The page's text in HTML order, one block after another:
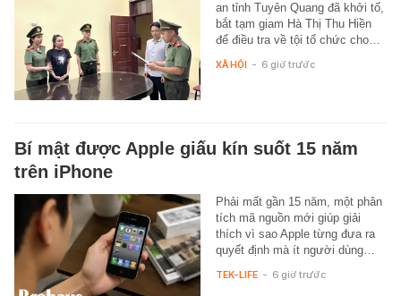
an tỉnh Tuyên Quang đã khởi tố,
bắt tạm giam Hà Thị Thu Hiền
để điều tra về tội tổ chức cho…
XÃ HỘI - 6 giờ trước
Bí mật được Apple giấu kín suốt 15 năm
trên iPhone
Phải mất gần 15 năm, một phân
tích mã nguồn mới giúp giải
thích vì sao Apple từng đưa ra
quyết định mà ít người dùng…
TEK-LIFE - 6 giờ trước